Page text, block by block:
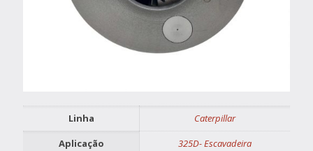
Linha
Caterpillar
Aplicação
325D- Escavadeira